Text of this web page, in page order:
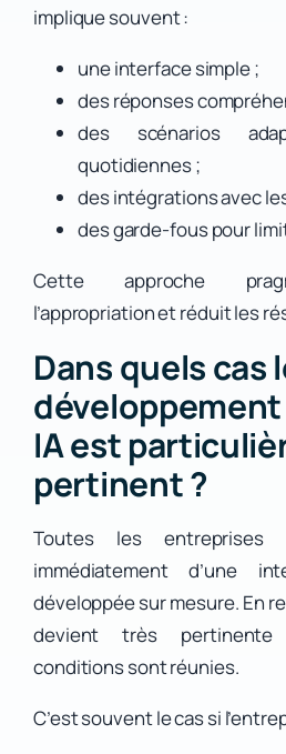
implique souvent :
une interface simple ;
des réponses
des scénarios
quotidiennes ;
des intégrations avec
des garde-fous pour
Cette approche
l’appropriation et réduit les
Dans quels cas
IA est
pertinent ?
Toutes les entreprises
immédiatement d’une
développée sur mesure. En
devient très pertinente
conditions sont réunies.
C’est souvent le cas si